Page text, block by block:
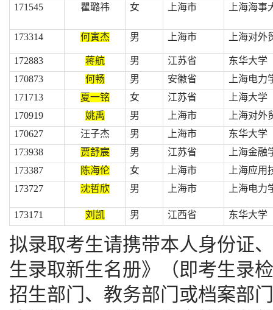
171545 瞿璐祎 女 上海市 上海海事
173314 何寅杰 男 上海市 上海对外
172883 蒋航 男 江苏省
东华大学
170873
何畅 男 安徽省
上海电力
171713
夏一铭 女 江苏省
上海大学
170919
姚禹 男 上海市
上海对外
170627
汪子杰 男 上海市
东华大学
173938
贾舒宸 男 江苏省
上海金融
173387
陈海伦 女 上海市
上海应用
173727
沈哲欣 男 上海市 上海电力
173171 刘凯 男 江西省 东华大学
拟录取考生请携带本人身份证
生录取新生名册》（即考生录
招生部门、教务部门或档案部